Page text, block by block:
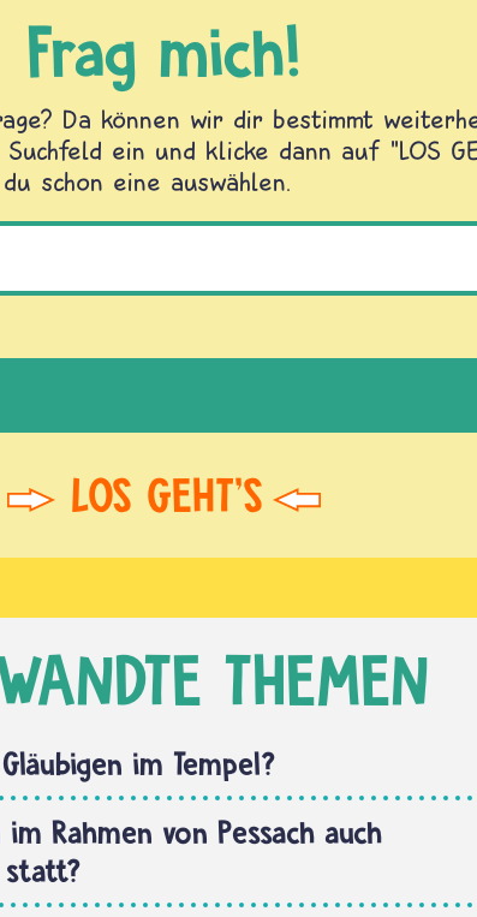
Frag mich!
Da können wir dir bestimmt
ein und klicke dann auf "LOS
schon eine auswählen.
THEMEN
im Tempel?
Rahmen von Pessach auch
statt?